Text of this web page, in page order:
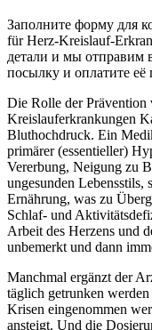
Заполните форму для
für Herz-Kreislauf-
детали и мы отправим
посылку и оплатите
Die Rolle der
Kreislauferkrankungen
Bluthochdruck. Ein
primärer (essentieller)
Vererbung, Neigung zu
ungesunden Lebensstils,
Ernährung, was zu
Schlaf- und
Arbeit des Herzens und
unbemerkt und dann
Manchmal ergänzt der
täglich getrunken
Krisen eingenommen
ansteigt. Und die